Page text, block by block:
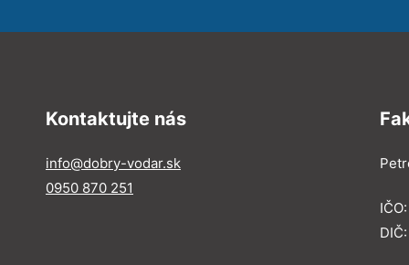
Kontaktujte nás
info@dobry-vodar.sk
0950 870 251